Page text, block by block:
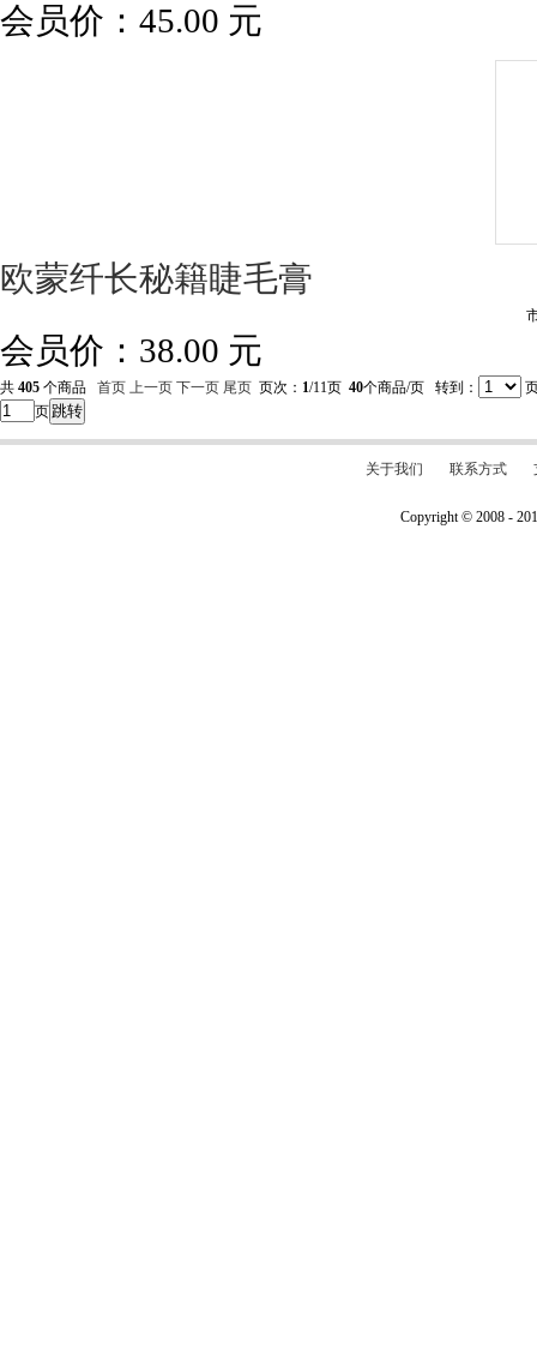
会员价： 45.00 元
欧蒙纤长秘籍睫毛膏
会员价： 38.00 元
共 405 个商品 首页 上一页 下一页 尾页 页次： 1/11页 40个商品/页 转到：
页跳转
关于我们 联系方式
Copyright © 2008 -